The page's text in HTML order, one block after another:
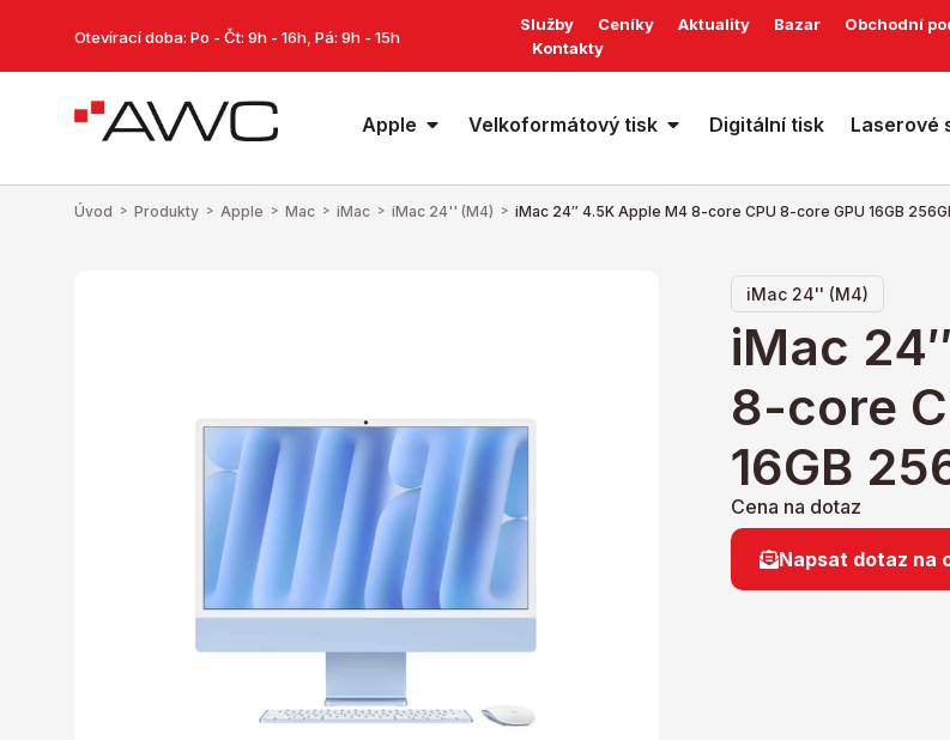
Otevírací doba: Po - Čt: 9h - 16h, Pá: 9h - 15h
Služby Ceníky Aktuality Bazar
Obchodní
Kontakty
Apple Velkoformátový tisk Digitální tisk Laserové
Úvod > Produkty > Apple > Mac > iMac > iMac 24'' (M4) > iMac 24″ 4.5K Apple M4 8-core CPU 8-core GPU 16GB
iMac 24'' (M4)
iMac
8-core
16GB
Cena na dotaz
Napsat dotaz na